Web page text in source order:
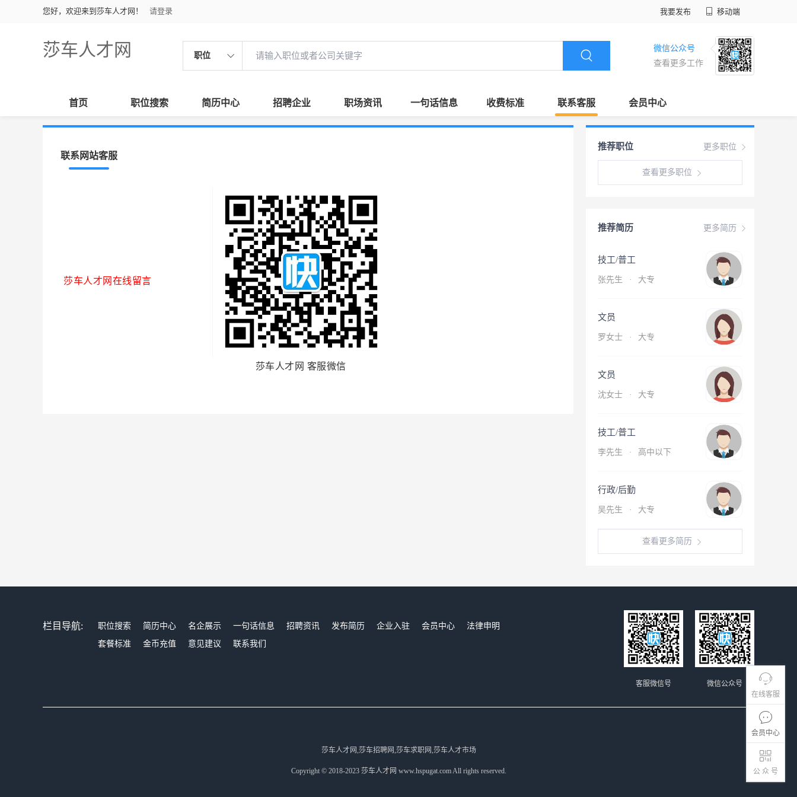
您好，欢迎来到莎车人才网！ 请登录 我要发布 移动端
莎车人才网 职位
微信公众号
查看更多工作
首页 职位搜索 简历中心 招聘企业 职场资讯 一句话信息 收费标准 联系客服 会员中心
在线客服
会员中心
公 众 号
联系网站客服
莎车人才网在线留言
莎车人才网 客服微信
更多职位
推荐职位
查看更多职位
更多简历
推荐简历
技工/普工
张先生 · 大专
文员
罗女士 · 大专
文员
沈女士 · 大专
技工/普工
李先生 · 高中以下
行政/后勤
吴先生 · 大专
查看更多简历
栏目导航: 职位搜索 简历中心 名企展示 一句话信息 招聘资讯 发布简历 企业入驻 会员中心
法律申明
套餐标准
金币充值 意见建议 联系我们
微信公众号
客服微信号
莎车人才网,莎车招聘网,莎车求职网,莎车人才市场
Copyright © 2018-2023 莎车人才网 www.hspugat.com All rights reserved.